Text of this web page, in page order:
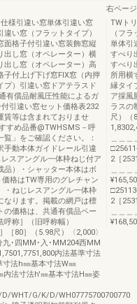
様引違い窓単体引違い窓
違い窓（フラットタイプ）
面格子付引違い窓装飾窓縦
出し窓（オペレーター）横
出し窓（オペレーター）高
子付上げ下げ窓FIX窓（内押
プ）引違い窓ドアテラスド
有償品耐風圧性能によるガ
引違い窓セット価格表232
賃等は含まれておりませ
すめ品番@TWHSMS－呼
」をご確認ください。：
手動本体ガイドレール引違
スアングル一体枠ねじ付ア
品）・シャッター本体はボ
格はTW専用のグレチャン
・ねじレスアングル一体枠
なります。掲載の網戸は標
の価格は、共通有償品ペー
称］（旧呼称幅）
［80］（5.98尺）〈2,000〉
九･四MM･入･MM204西MM
内法基準寸法
寸法h㎜基本寸法W㎜
内法寸法h'㎜基本寸法H㎜姿
WHT/G/K/D/WH07775700700770
右ペー
TWト
（フ
単体引
すべり
すべり
所用横
縁タイ
ア採風
ラスの
尺）（
＿＿
2［
＿＿
2［
＿＿